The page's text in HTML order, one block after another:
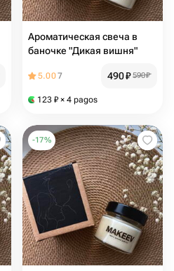
Ароматическая свеча в
баночке "Дикая вишня"
5.007 490₽ 590₽
123 ₽ × 4 pagos
-17%